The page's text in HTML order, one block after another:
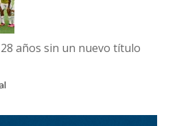
años sin un nuevo título